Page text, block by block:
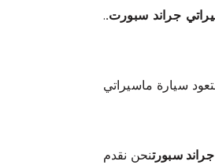
جراند سبورت..
سيارة ماسيراتي
سبورتنحن نقدم